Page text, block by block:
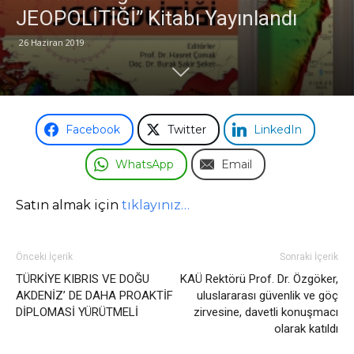
Odası
JEOPOLİTİĞİ” Kitabı Yayınlandı
26 Haziran 2019
Facebook Twitter LinkedIn
WhatsApp Email
Satın almak için tıklayınız…
Önceki İçerik
TÜRKİYE KIBRIS VE DOĞU
AKDENİZ’ DE DAHA PROAKTİF
DİPLOMASİ YÜRÜTMELİ
Sonraki İçerik
KAÜ Rektörü Prof. Dr. Özgöker,
uluslararası güvenlik ve göç
zirvesine, davetli konuşmacı
olarak katıldı